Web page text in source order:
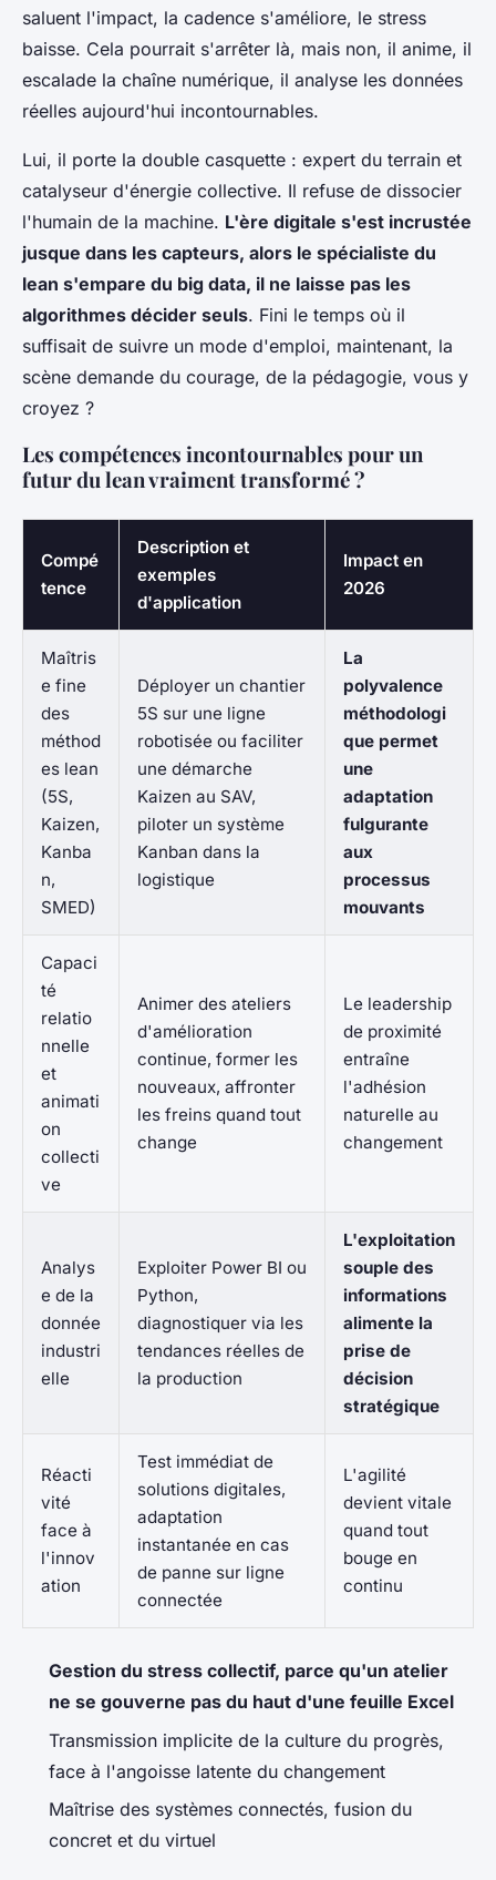
saluent l'impact, la cadence s'améliore, le stress
baisse. Cela pourrait s'arrêter là, mais non, il anime, il
escalade la chaîne numérique, il analyse les données
réelles aujourd'hui incontournables.
Lui, il porte la double casquette : expert du terrain et
catalyseur d'énergie collective. Il refuse de dissocier
l'humain de la machine. L'ère digitale s'est incrustée
jusque dans les capteurs, alors le spécialiste du
lean s'empare du big data, il ne laisse pas les
algorithmes décider seuls. Fini le temps où il
suffisait de suivre un mode d'emploi, maintenant, la
scène demande du courage, de la pédagogie, vous y
croyez ?
Les compétences incontournables pour un
futur du lean vraiment transformé ?
Compé
tence
Description et
exemples
d'application
Impact en
2026
Maîtris
e fine
des
méthod
es lean
(5S,
Kaizen,
Kanba
n,
SMED)
Déployer un chantier
5S sur une ligne
robotisée ou faciliter
une démarche
Kaizen au SAV,
piloter un système
Kanban dans la
logistique
La
polyvalence
méthodologi
que permet
une
adaptation
fulgurante
aux
processus
mouvants
Capaci
té
relatio
nnelle
et
animati
on
collecti
ve
Animer des ateliers
d'amélioration
continue, former les
nouveaux, affronter
les freins quand tout
change
Le leadership
de proximité
entraîne
l'adhésion
naturelle au
changement
Analys
e de la
donnée
industri
elle
Exploiter Power BI ou
Python,
diagnostiquer via les
tendances réelles de
la production
L'exploitation
souple des
informations
alimente la
prise de
décision
stratégique
Réacti
vité
face à
l'innov
ation
Test immédiat de
solutions digitales,
adaptation
instantanée en cas
de panne sur ligne
connectée
L'agilité
devient vitale
quand tout
bouge en
continu
Gestion du stress collectif, parce qu'un atelier
ne se gouverne pas du haut d'une feuille Excel
Transmission implicite de la culture du progrès,
face à l'angoisse latente du changement
Maîtrise des systèmes connectés, fusion du
concret et du virtuel